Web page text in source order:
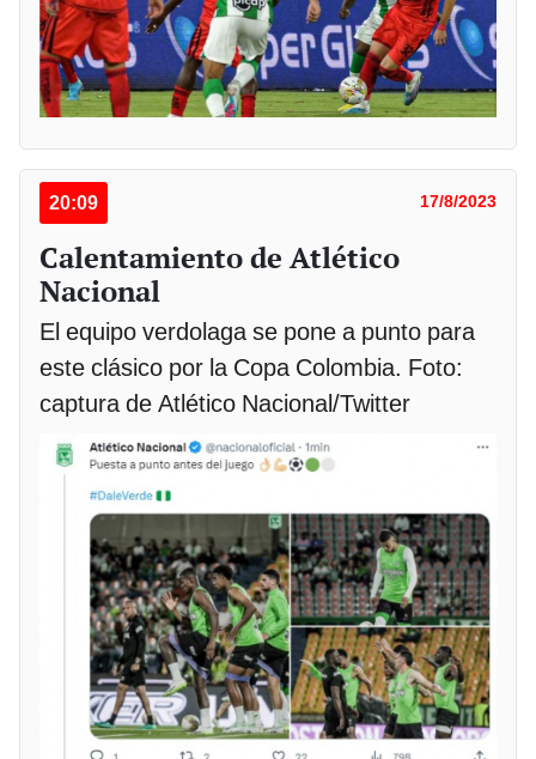
20:09 17/8/2023
Calentamiento de Atlético
Nacional
El equipo verdolaga se pone a punto para
este clásico por la Copa Colombia. Foto:
captura de Atlético Nacional/Twitter